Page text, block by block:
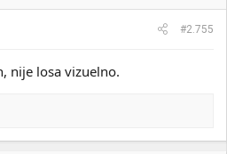
#2.755
nije losa vizuelno.